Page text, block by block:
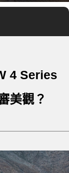
4 Series
美觀？